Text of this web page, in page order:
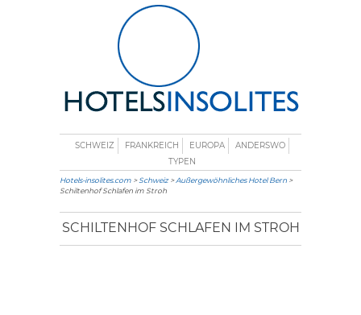
SCHWEIZ FRANKREICH EUROPA
ANDERSWO
TYPEN
Hotels-insolites.com >Schweiz>Außergewöhnliches Hotel Bern >
Schiltenhof Schlafen im Stroh
SCHILTENHOF SCHLAFEN IM STROH